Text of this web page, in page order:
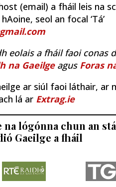
(email) a fháil leis na
seol an focal ‘Tá’
eolais a fháil faoi conas
na Gaeilge agus Foras
ar siúl faoi láthair, ar
lá ar Extrag.ie
na lógónna chun an
Gaeilge a fháil